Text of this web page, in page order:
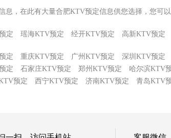
，在此有大量合肥KTV预定信息供您选择，您可
定 瑶海KTV预定 经开KTV预定 高新KTV预定
定 重庆KTV预定 广州KTV预定 深圳KTV预定
定 石家庄KTV预定 郑州KTV预定 哈尔滨KTV
预定 西宁KTV预定 济南KTV预定 青岛KTV